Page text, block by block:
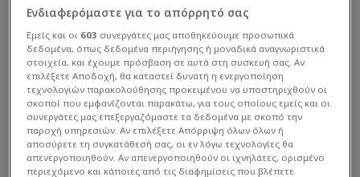
71' Manu Kone
71'
Αλλαγή εντός
Warren Zaire-Emery
66'
Γκολ ( 2 : 0 )
Ousmane Dembele
10
7
11
20
6
KONE
14
RABIOT
Ενδιαφερόμαστε για το απόρρητό σας
Εμείς και οι 603 συνεργάτες μας αποθηκεύουμε προσωπικά
δεδομένα, όπως δεδομένα περιήγησης ή μοναδικά αναγνωριστικά
στοιχεία, και έχουμε πρόσβαση σε αυτά στη συσκευή σας. Αν
επιλέξετε Αποδοχή, θα καταστεί δυνατή η ενεργοποίηση
τεχνολογιών παρακολούθησης προκειμένου να υποστηριχθούν οι
σκοποί που εμφανίζονται παρακάτω, για τους οποίους εμείς και οι
συνεργάτες μας επεξεργαζόμαστε τα δεδομένα με σκοπό την
παροχή υπηρεσιών. Αν επιλέξετε Απόρριψη όλων όλων ή
αποσύρετε τη συγκατάθεσή σας, οι εν λόγω τεχνολογίες θα
απενεργοποιηθούν. Αν απενεργοποιηθούν οι ιχνηλάτες, ορισμένο
περιεχόμενο και κάποιες από τις διαφημίσεις που βλέπετε